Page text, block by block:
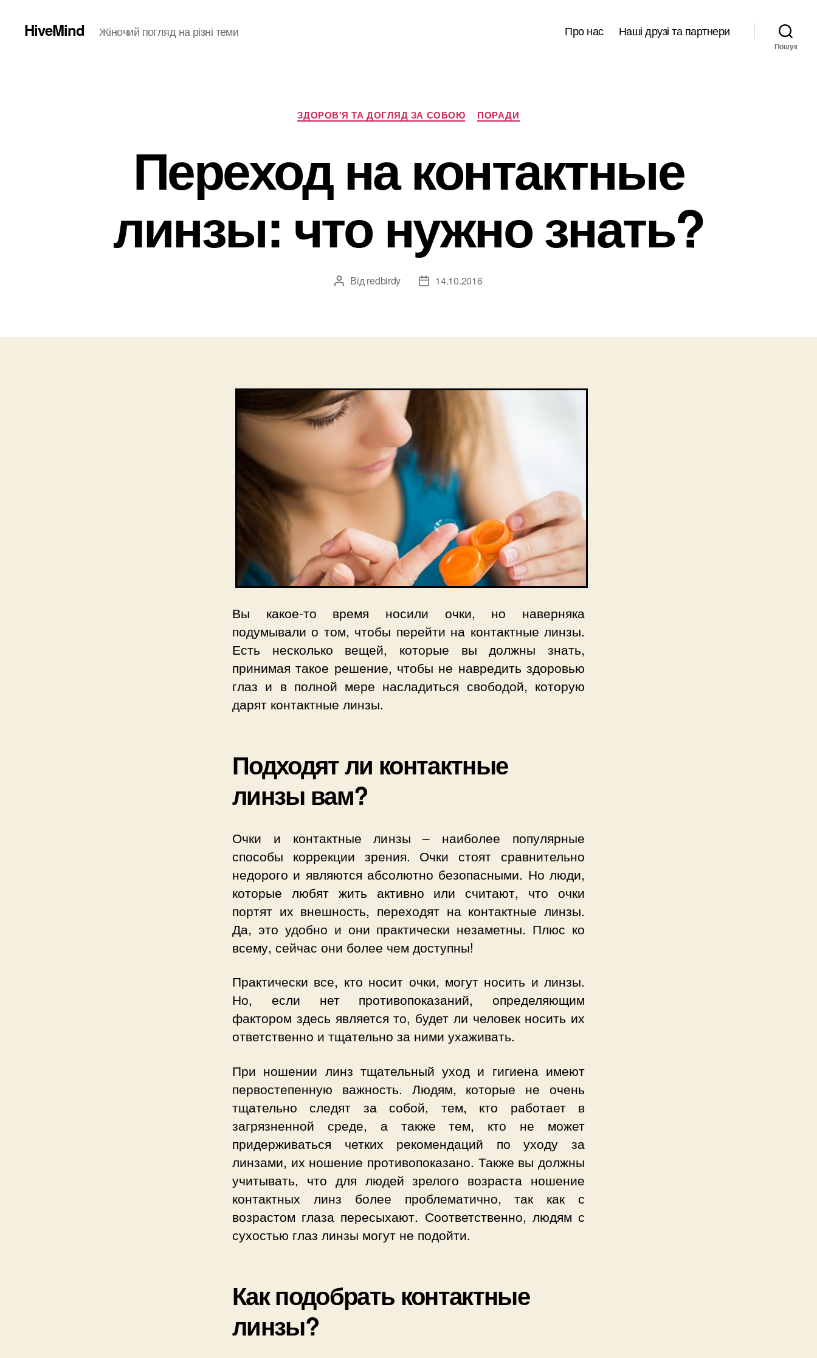
HiveMind Жіночий погляд на різні теми Про нас Наші друзі та партнери
Пошук
Категорії
ЗДОРОВ'Я ТА ДОГЛЯД ЗА СОБОЮ ПОРАДИ
Переход на контактные
линзы: что нужно знать?
Автор
Від redbirdy
Дата14.10.2016
Вы какое-то время носили очки, но наверняка
подумывали о том, чтобы перейти на контактные линзы.
Есть несколько вещей, которые вы должны знать,
принимая такое решение, чтобы не навредить здоровью
глаз и в полной мере насладиться свободой, которую
дарят контактные линзы.
Подходят ли контактные
линзы вам?
Очки и контактные линзы – наиболее популярные
способы коррекции зрения. Очки стоят сравнительно
недорого и являются абсолютно безопасными. Но люди,
которые любят жить активно или считают, что очки
портят их внешность, переходят на контактные линзы.
Да, это удобно и они практически незаметны. Плюс ко
всему, сейчас они более чем доступны!
Практически все, кто носит очки, могут носить и линзы.
Но, если нет противопоказаний, определяющим
фактором здесь является то, будет ли человек носить их
ответственно и тщательно за ними ухаживать.
При ношении линз тщательный уход и гигиена имеют
первостепенную важность. Людям, которые не очень
тщательно следят за собой, тем, кто работает в
загрязненной среде, а также тем, кто не может
придерживаться четких рекомендаций по уходу за
линзами, их ношение противопоказано. Также вы должны
учитывать, что для людей зрелого возраста ношение
контактных линз более проблематично, так как с
возрастом глаза пересыхают. Соответственно, людям с
сухостью глаз линзы могут не подойти.
Как подобрать контактные
линзы?